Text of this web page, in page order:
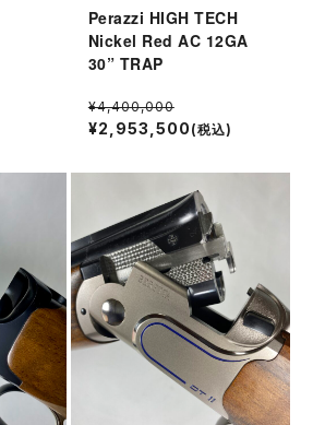
Perazzi HIGH TECH
Nickel Red AC 12GA
30” TRAP
¥4,400,000
¥2,953,500 (税込)